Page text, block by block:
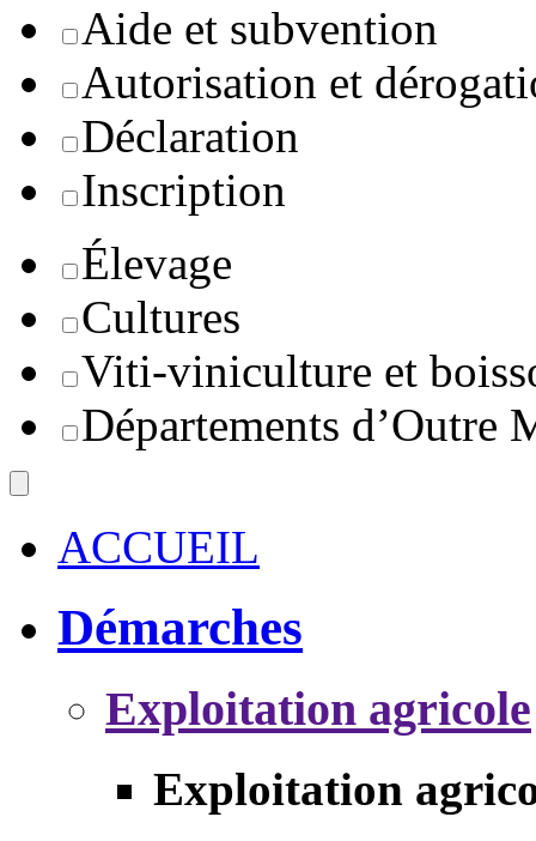
Aide et subvention
Autorisation et
Déclaration
Inscription
Élevage
Cultures
Viti-viniculture et
Départements d’Outre
ACCUEIL
Démarches
Exploitation agricole
Exploitation